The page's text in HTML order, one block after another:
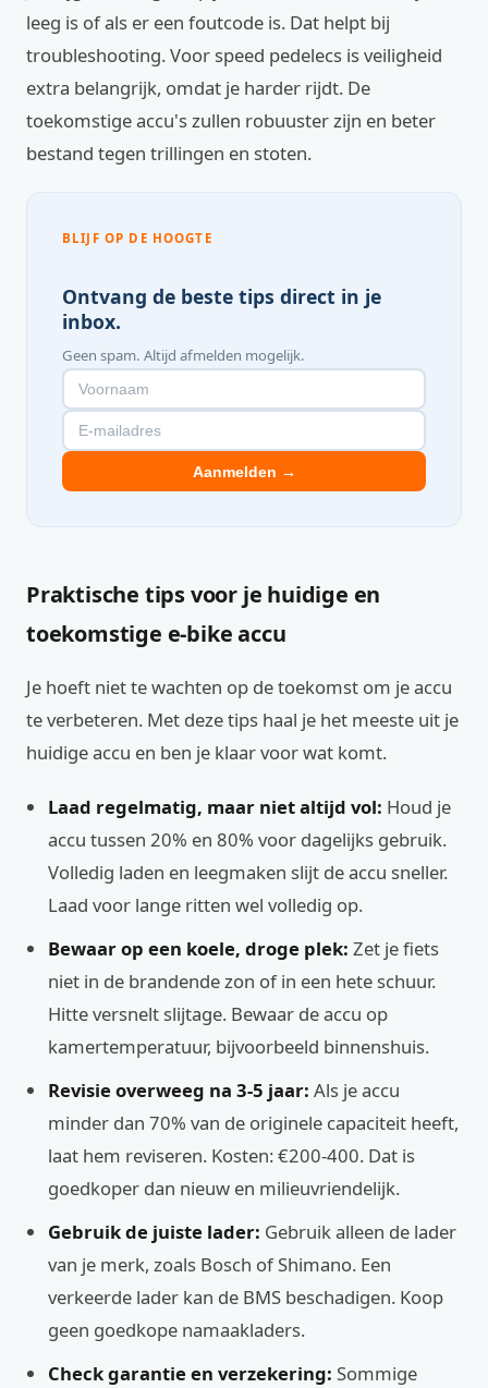
leeg is of als er een foutcode is. Dat helpt bij
troubleshooting. Voor speed pedelecs is veiligheid
extra belangrijk, omdat je harder rijdt. De
toekomstige accu's zullen robuuster zijn en beter
bestand tegen trillingen en stoten.
BLIJF OP DE HOOGTE
Ontvang de beste tips direct in je
inbox.
Geen spam. Altijd afmelden mogelijk.
Aanmelden →
Praktische tips voor je huidige en
toekomstige e-bike accu
Je hoeft niet te wachten op de toekomst om je accu
te verbeteren. Met deze tips haal je het meeste uit je
huidige accu en ben je klaar voor wat komt.
Laad regelmatig, maar niet altijd vol: Houd je
accu tussen 20% en 80% voor dagelijks gebruik.
Volledig laden en leegmaken slijt de accu sneller.
Laad voor lange ritten wel volledig op.
Bewaar op een koele, droge plek: Zet je fiets
niet in de brandende zon of in een hete schuur.
Hitte versnelt slijtage. Bewaar de accu op
kamertemperatuur, bijvoorbeeld binnenshuis.
Revisie overweeg na 3-5 jaar: Als je accu
minder dan 70% van de originele capaciteit heeft,
laat hem reviseren. Kosten: €200-400. Dat is
goedkoper dan nieuw en milieuvriendelijk.
Gebruik de juiste lader: Gebruik alleen de lader
van je merk, zoals Bosch of Shimano. Een
verkeerde lader kan de BMS beschadigen. Koop
geen goedkope namaakladers.
Check garantie en verzekering: Sommige